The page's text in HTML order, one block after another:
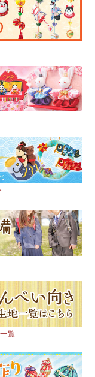
覧